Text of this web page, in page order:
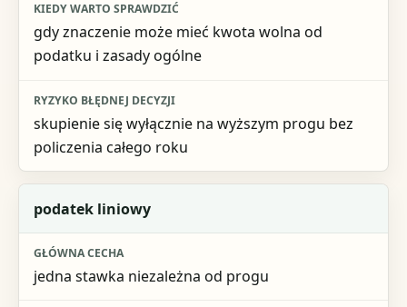
gdy znaczenie może mieć kwota wolna od
podatku i zasady ogólne
skupienie się wyłącznie na wyższym progu bez
policzenia całego roku
podatek liniowy
jedna stawka niezależna od progu